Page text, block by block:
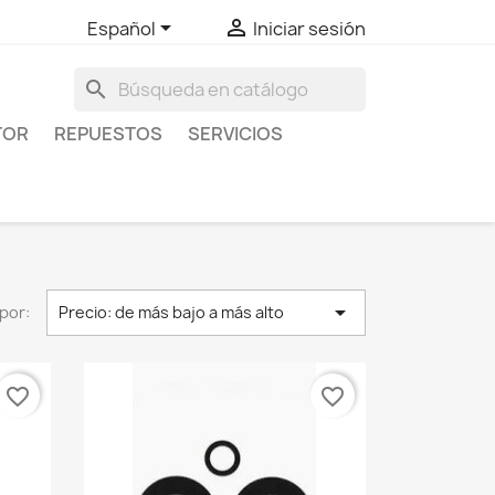
Español  Iniciar sesión
search
REPUESTOS
SERVICIOS
Precio: de más bajo a más alto 
favorite_border favorite_border